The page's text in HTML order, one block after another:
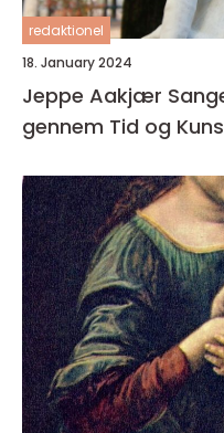
redaktionel
18. January 2024
Jeppe Aakjær
gennem Tid og